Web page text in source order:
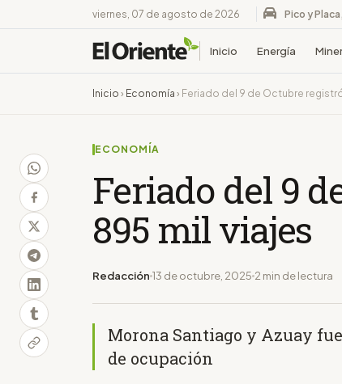
viernes, 07 de agosto de 2026 Pico y
Inicio Energía
Inicio › Economía › Feriado del 9 de Octubre
ECONOMÍA
Feriado del 9
895 mil viajes
Redacción 13 de octubre, 2025 2 min de lectura
Morona Santiago y Azuay
de ocupación